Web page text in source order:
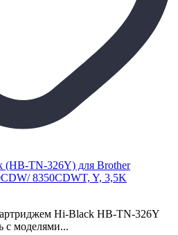
Hi-Black HB-TN-326Y
с моделями...